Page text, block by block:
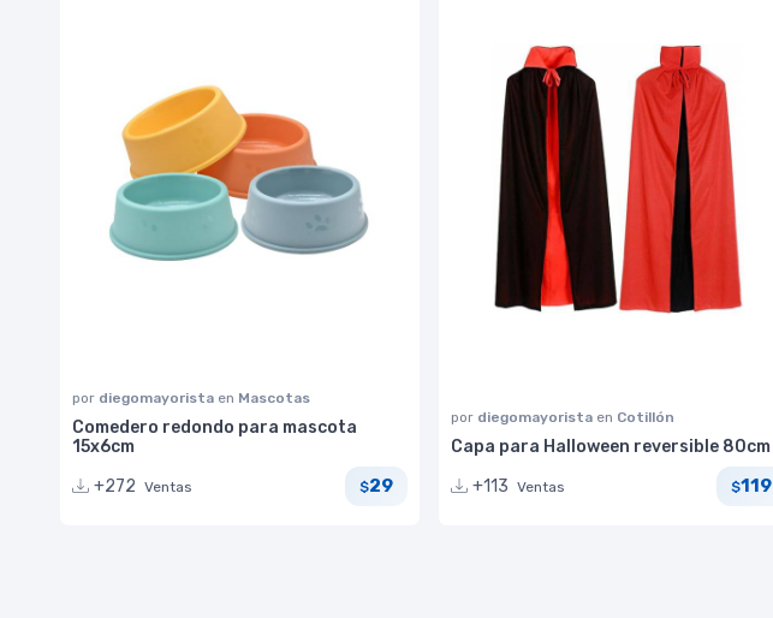
por diegomayorista en Mascotas
Comedero redondo para mascota
15x6cm
+272 Ventas $29
por diegomayorista en Cotillón
Capa para Halloween reversible 80cm
+113 Ventas $119